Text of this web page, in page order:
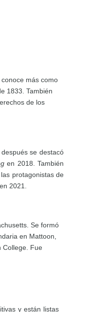
más como
1833. También
de los
después se destacó
en 2018. También
protagonistas de
2021.
Se formó
en Mattoon,
College. Fue
y están listas